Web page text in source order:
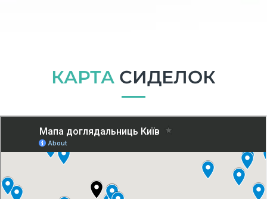
КАРТА СИДЕЛОК